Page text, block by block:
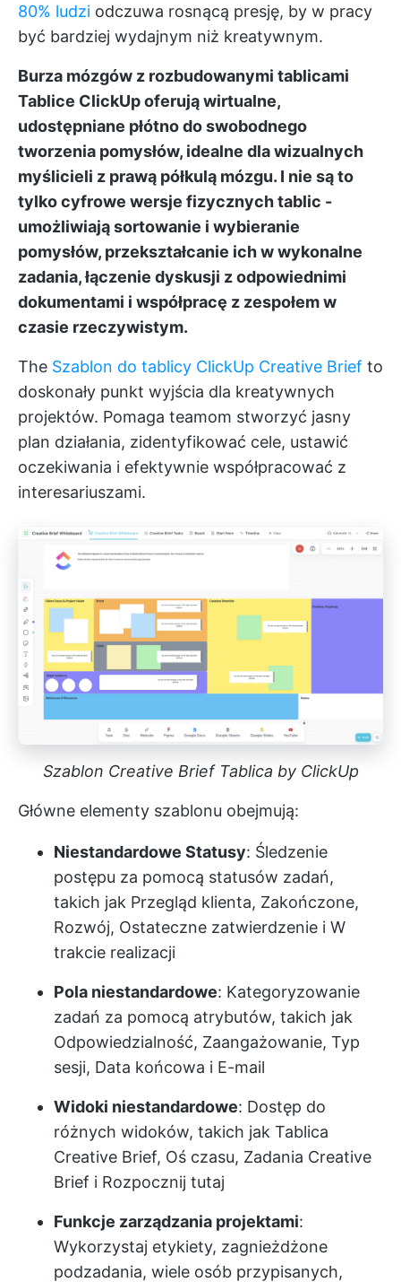
80% ludzi odczuwa rosnącą presję, by w pracy
być bardziej wydajnym niż kreatywnym.
Burza mózgów z rozbudowanymi tablicami
Tablice ClickUpoferują wirtualne,
udostępniane płótno do swobodnego
tworzenia pomysłów, idealne dla wizualnych
myślicieli z prawą półkulą mózgu. I nie są to
tylko cyfrowe wersje fizycznych tablic -
umożliwiają sortowanie i wybieranie
pomysłów, przekształcanie ich w wykonalne
zadania, łączenie dyskusji z odpowiednimi
dokumentami i współpracę z zespołem w
czasie rzeczywistym.
The Szablon do tablicy ClickUp Creative Brief to
doskonały punkt wyjścia dla kreatywnych
projektów. Pomaga teamom stworzyć jasny
plan działania, zidentyfikować cele, ustawić
oczekiwania i efektywnie współpracować z
interesariuszami.
Szablon Creative Brief Tablica by ClickUp
Główne elementy szablonu obejmują:
Niestandardowe Statusy: Śledzenie
postępu za pomocą statusów zadań,
takich jak Przegląd klienta, Zakończone,
Rozwój, Ostateczne zatwierdzenie i W
trakcie realizacji
Pola niestandardowe: Kategoryzowanie
zadań za pomocą atrybutów, takich jak
Odpowiedzialność, Zaangażowanie, Typ
sesji, Data końcowa i E-mail
Widoki niestandardowe: Dostęp do
różnych widoków, takich jak Tablica
Creative Brief, Oś czasu, Zadania Creative
Brief i Rozpocznij tutaj
Funkcje zarządzania projektami:
Wykorzystaj etykiety, zagnieżdżone
podzadania, wiele osób przypisanych,